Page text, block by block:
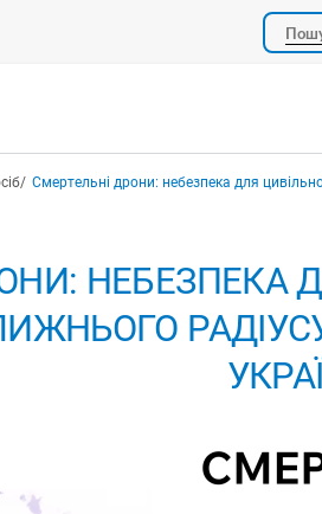
Смертельні дрони: небезпека для
НЕБЕЗПЕКА